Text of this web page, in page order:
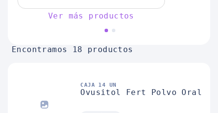
Ver más productos
Encontramos 18 productos
CAJA 14 UN
Ovusitol Fert Polvo Oral